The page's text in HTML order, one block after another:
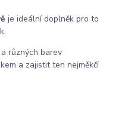
je ideální doplněk pro to
různých barev
a zajistit ten nejměkčí